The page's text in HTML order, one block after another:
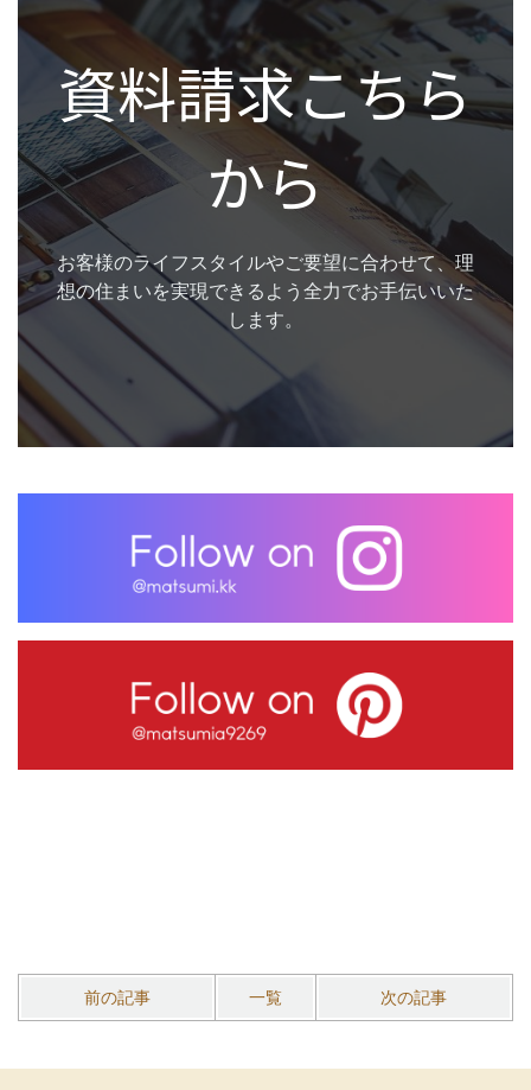
資料請求こちら
から
お客様のライフスタイルやご要望に合わせて、理
想の住まいを実現できるよう全力でお手伝いいた
します。
前の記事 一覧 次の記事